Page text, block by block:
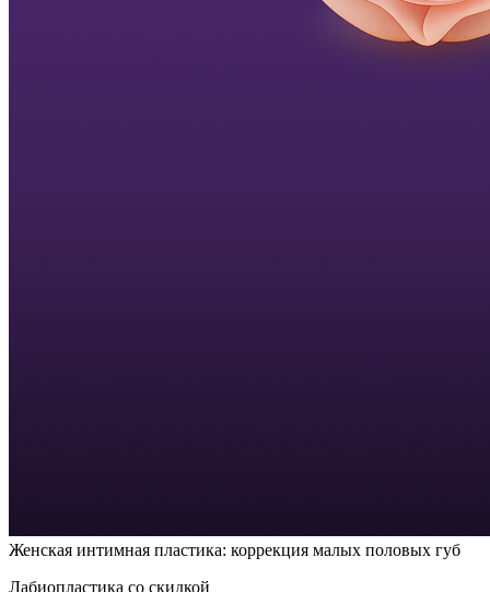
Женская интимная пластика: коррекция малых половых губ
Лабиопластика со скидкой